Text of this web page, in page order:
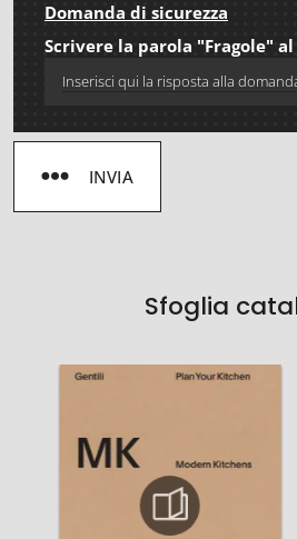
Sfoglia
Domanda di sicurezza
Scrivere la parola "Fragole"
INVIA